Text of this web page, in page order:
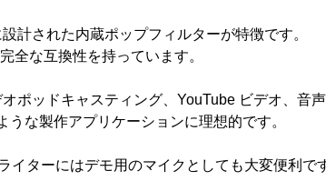
計された内蔵ポップフィルターが特徴です。
全な互換性を持っています。
ッドキャスティング、YouTube ビデオ、音声
な製作アプリケーションに理想的です。
ターにはデモ用のマイクとしても大変便利で